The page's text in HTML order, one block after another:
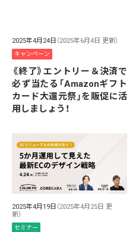
2025年4月24日 （2025年6月4日 更新）
キャンペーン
《終了》エントリー＆決済で
必ず当たる「Amazonギフト
カード大還元祭」を販促に活
用しましょう！
2025年4月19日 （2025年4月25日 更
新）
セミナー